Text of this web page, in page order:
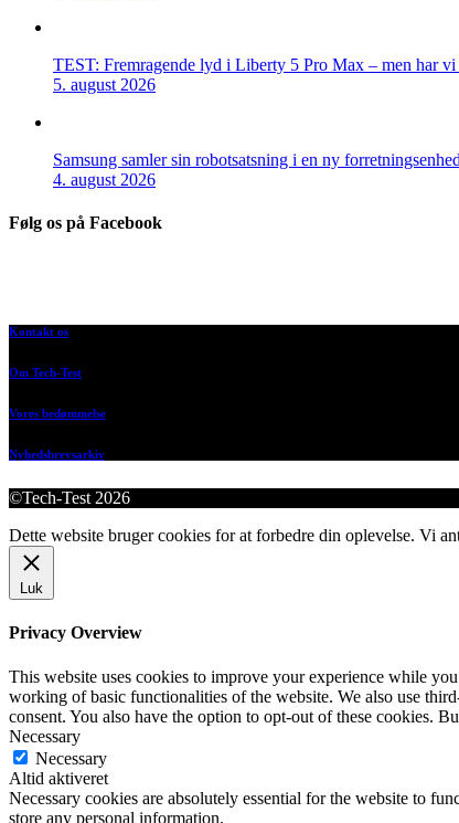
TEST: Fremragende lyd i Liberty 5 Pro Max – men har vi
5. august 2026
Samsung samler sin robotsatsning i en ny forretningsenhed
4. august 2026
Følg os på Facebook
Kontakt os
Om Tech-Test
Vores bedømmelse
Nyhedsbrevsarkiv
©Tech-Test 2026
Dette website bruger cookies for at forbedre din oplevelse. Vi
Luk
Privacy Overview
This website uses cookies to improve your experience while
working of basic functionalities of the website. We also use
consent. You also have the option to opt-out of these cookies.
Necessary
Necessary
Altid aktiveret
Necessary cookies are absolutely essential for the website to
store any personal information.